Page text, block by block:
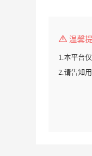
温馨
1.本平台
2.请告知